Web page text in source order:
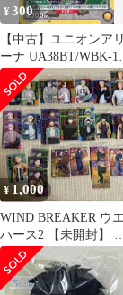
¥300
【中古】ユニオンアリ
ーナ UA38BT/WBK-1-
012[SR]：(キラ)十亀
¥ 1,000
WIND BREAKER ウエ
ハース2 【未開封】 カ
ードまとめ売り